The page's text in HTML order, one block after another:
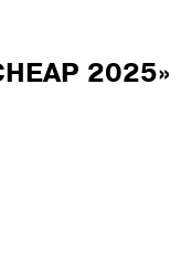
2025»